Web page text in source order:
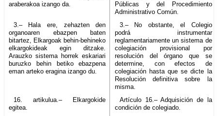
araberakoa izango da.
Públicas y del Procedimiento
Administrativo Común.
3.– Hala ere, zehazten den
organoaren ebazpen baten
bitartez, Elkargoak behin-behineko
elkargokideak egin ditzake.
Arauzko sistema horrek eskariari
buruzko behin betiko ebazpena
eman arteko eragina izango du.
3.– No obstante, el Colegio
podrá instrumentar
reglamentariamente un sistema de
colegiación provisional por
resolución del órgano que se
determine, con efectos de
colegiación hasta que se dicte la
Resolución definitiva sobre la
misma.
16. artikulua.– Elkargokide
egitea.
Artículo 16.– Adquisición de la
condición de colegiado.